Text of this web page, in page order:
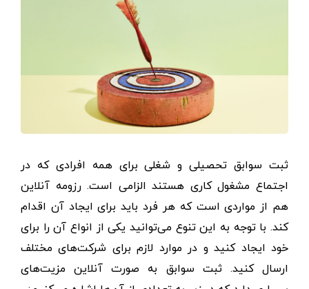
ثبت سوابق تحصیلی و شغلی برای همه افرادی که در
اجتماع مشغول کاری هستند الزامی است. رزومه آنلاین
هم از مواردی است که هر فرد باید برای ایجاد آن اقدام
کند. با توجه به این تنوع می‌توانید یکی از انواع آن را برای
خود ایجاد کنید و در موارد لازم برای شرکت‌های مختلف
ارسال کنید. ثبت سوابق به صورت آنلاین مزیت‌های